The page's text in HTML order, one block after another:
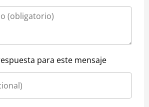
para este mensaje